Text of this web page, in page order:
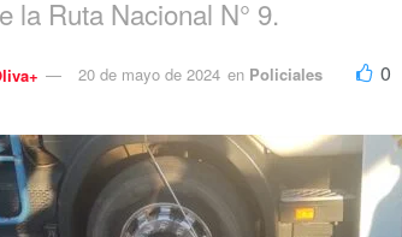
la Ruta Nacional N° 9.
20 de mayo de 2024 en Policiales 0